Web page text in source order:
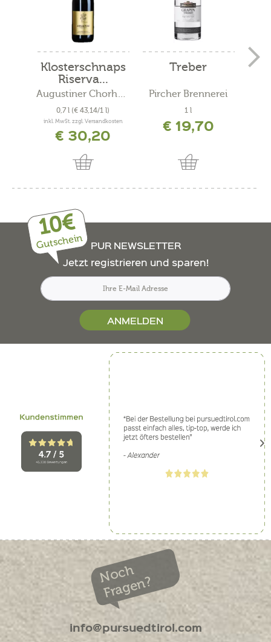
Klosterschnaps
Riserva...
Augustiner Chorherrenstift...
0,7 l (€ 43,14/1 l)
inkl. MwSt. zzgl. Versandkosten
€ 30,20
Treber
Pircher Brennerei
1 l
€ 19,70
10€
Gutschein
PUR NEWSLETTER
Jetzt registrieren und sparen!
ANMELDEN
Noch
Fragen?
info@pursuedtirol.com